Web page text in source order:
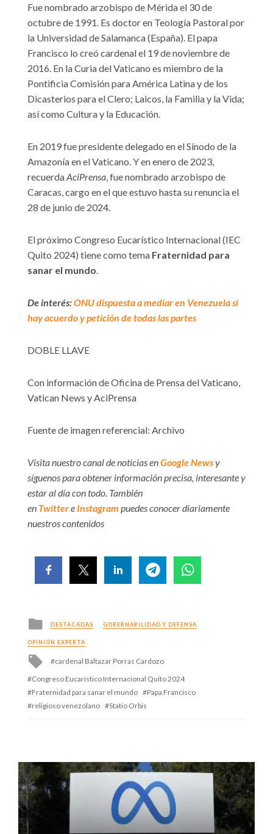
Fue nombrado arzobispo de Mérida el 30 de
octubre de 1991. Es doctor en Teología Pastoral por
la Universidad de Salamanca (España). El papa
Francisco lo creó cardenal el 19 de noviembre de
2016. En la Curia del Vaticano es miembro de la
Pontificia Comisión para América Latina y de los
Dicasterios para el Clero; Laicos, la Familia y la Vida;
así como Cultura y la Educación.
En 2019 fue presidente delegado en el Sínodo de la
Amazonía en el Vaticano. Y en enero de 2023,
recuerdaAciPrensa, fue nombrado arzobispo de
Caracas, cargo en el que estuvo hasta su renuncia el
28 de junio de 2024.
El próximo Congreso Eucarístico Internacional (IEC
Quito 2024) tiene como tema Fraternidad para
sanar el mundo.
De interés:ONU dispuesta a mediar en Venezuela si
hay acuerdo y petición de todas las partes
DOBLE LLAVE
Con información de Oficina de Prensa del Vaticano,
Vatican News y AciPrensa
Fuente de imagen referencial: Archivo
Visita nuestro canal de noticias enGoogle Newsy
síguenos para obtener información precisa, interesante y
estar al día con todo. También
en Twittere Instagram puedes conocer diariamente
nuestros contenidos
Posted
in
DESTACADAS GOBERNABILIDAD Y DEFENSA
OPINIÓN EXPERTA
Tagged
cardenal Baltazar Porras Cardozo
Congreso Eucarístico Internacional Quito 2024
Fraternidad para sanar el mundo
Papa Francisco
religioso venezolano
Statio Orbis